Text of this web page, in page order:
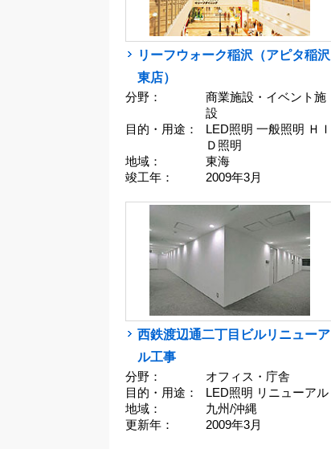
リーフウォーク稲沢（アピタ稲沢
東店）
分野：
商業施設・イベント施
設
目的・用途：
LED照明 一般照明 ＨＩ
Ｄ照明
地域：
東海
竣工年：
2009年3月
西鉄渡辺通二丁目ビルリニューア
ル工事
分野：
オフィス・庁舎
目的・用途：
LED照明 リニューアル
地域：
九州/沖縄
更新年：
2009年3月